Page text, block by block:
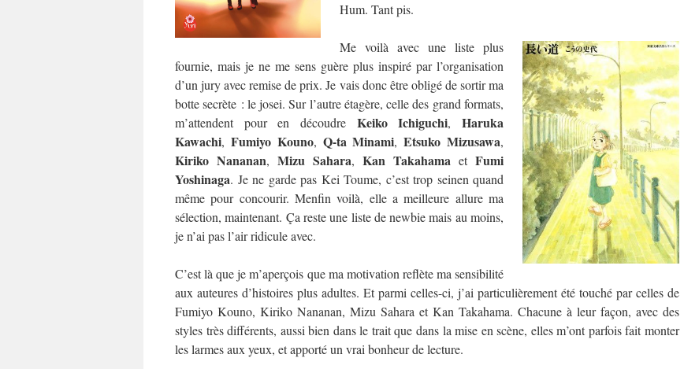
Hum. Tant pis.
Me voilà avec une liste plus
fournie, mais je ne me sens guère plus inspiré par l’organisation
d’un jury avec remise de prix. Je vais donc être obligé de sortir ma
botte secrète : le josei. Sur l’autre étagère, celle des grand formats,
m’attendent pour en découdre Keiko Ichiguchi,Haruka
Kawachi, Fumiyo Kouno, Q-ta Minami,Etsuko Mizusawa,
Kiriko Nananan, Mizu Sahara, Kan Takahama et Fumi
Yoshinaga. Je ne garde pas Kei Toume, c’est trop seinen quand
même pour concourir. Menfin voilà, elle a meilleure allure ma
sélection, maintenant. Ça reste une liste de newbie mais au moins,
je n’ai pas l’air ridicule avec.
C’est là que je m’aperçois que ma motivation reflète ma sensibilité
aux auteures d’histoires plus adultes. Et parmi celles-ci, j’ai particulièrement été touché par celles de
Fumiyo Kouno, Kiriko Nananan, Mizu Sahara et Kan Takahama. Chacune à leur façon, avec des
styles très différents, aussi bien dans le trait que dans la mise en scène, elles m’ont parfois fait monter
les larmes aux yeux, et apporté un vrai bonheur de lecture.